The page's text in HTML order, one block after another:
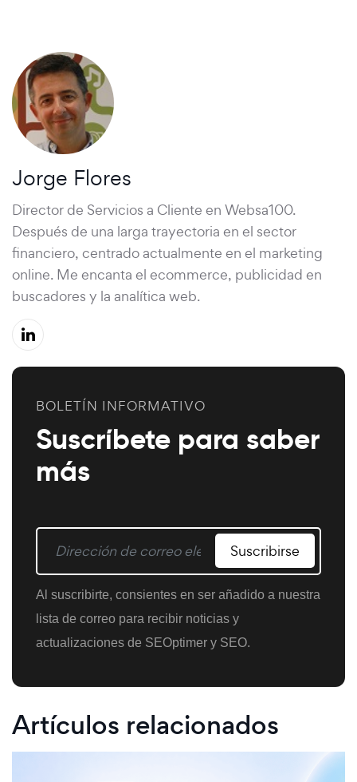
Jorge Flores
Director de Servicios a Cliente en Websa100.
Después de una larga trayectoria en el sector
financiero, centrado actualmente en el marketing
online. Me encanta el ecommerce, publicidad en
buscadores y la analítica web.
BOLETÍN INFORMATIVO
Suscríbete para saber
más
Suscribirse
Al suscribirte, consientes en ser añadido a nuestra
lista de correo para recibir noticias y
actualizaciones de SEOptimer y SEO.
Artículos relacionados